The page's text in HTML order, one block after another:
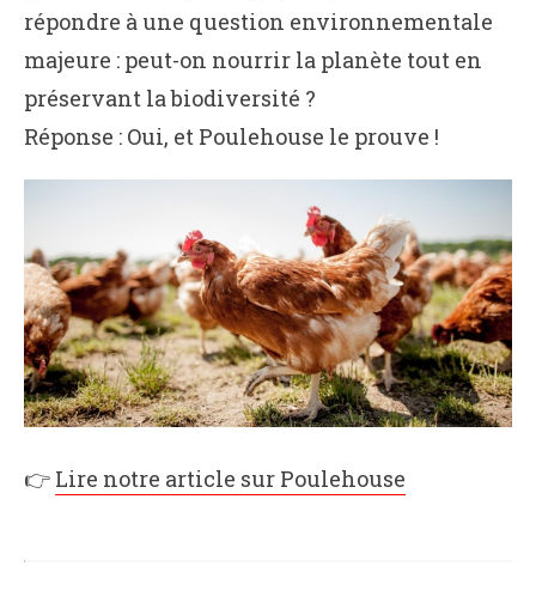
répondre à une question environnementale
majeure : peut-on nourrir la planète tout en
préservant la biodiversité ?
Réponse : Oui, et Poulehouse le prouve !
👉 Lire notre article sur Poulehouse